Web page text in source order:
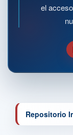
el
Repositorio